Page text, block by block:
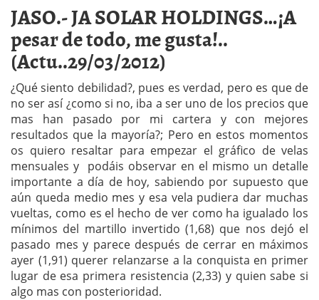
JASO.- JA SOLAR HOLDINGS…¡A
pesar de todo, me gusta!..
(Actu..29/03/2012)
¿Qué siento debilidad?, pues es verdad, pero es que de
no ser así ¿como si no, iba a ser uno de los precios que
mas han pasado por mi cartera y con mejores
resultados que la mayoría?; Pero en estos momentos
os quiero resaltar para empezar el gráfico de velas
mensuales y podáis observar en el mismo un detalle
importante a día de hoy, sabiendo por supuesto que
aún queda medio mes y esa vela pudiera dar muchas
vueltas, como es el hecho de ver como ha igualado los
mínimos del martillo invertido (1,68) que nos dejó el
pasado mes y parece después de cerrar en máximos
ayer (1,91) querer relanzarse a la conquista en primer
lugar de esa primera resistencia (2,33) y quien sabe si
algo mas con posterioridad.